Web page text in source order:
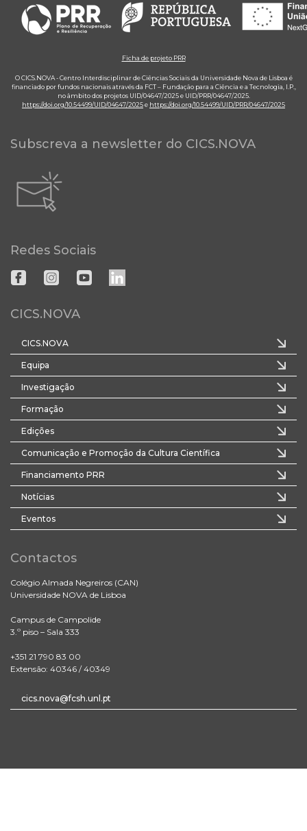
Ficha de projeto PRR
O CICS.NOVA - Centro Interdisciplinar de Ciências Sociais da Universidade Nova de Lisboa é
financiado por fundos nacionais através da FCT – Fundação para a Ciência e a Tecnologia, I.P.,
no âmbito dos projetos UID/04647/2025 e UID/PRR/04647/2025.
https://doi.org/10.54499/UID/04647/2025e https://doi.org/10.54499/UID/PRR/04647/2025
Subscreva a newsletter do CICS.NOVA
Redes Sociais
CICS.NOVA
CICS.NOVA
Equipa
Investigação
Formação
Edições
Comunicação e Promoção da Cultura Científica
Financiamento PRR
Notícias
Eventos
Contactos
Colégio Almada Negreiros (CAN)
Universidade NOVA de Lisboa
Campus de Campolide
3.º piso – Sala 333
+351 21 790 83 00
Extensão: 40346 / 40349
cics.nova@fcsh.unl.pt